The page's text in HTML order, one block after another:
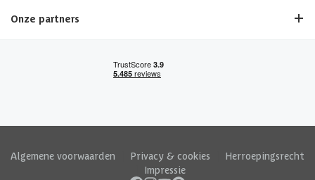
Onze partners
Algemene voorwaarden Privacy & cookies
Herroepingsrecht
Impressie